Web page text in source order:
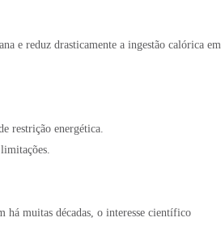
e reduz drasticamente a ingestão calórica em
restrição energética.
há muitas décadas, o interesse científico